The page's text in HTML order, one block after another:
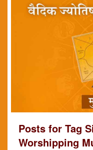
Posts for Tag
Worshipping